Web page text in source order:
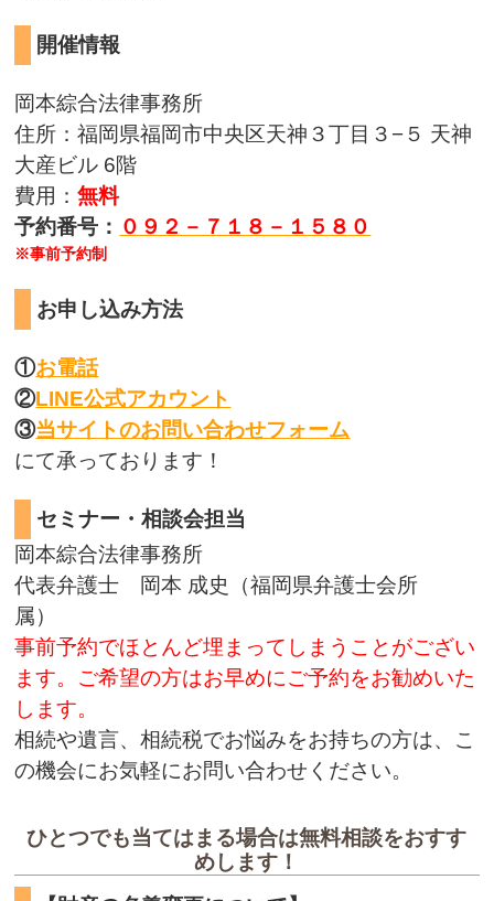
開催情報
岡本綜合法律事務所
住所：福岡県福岡市中央区天神３丁目３−５ 天神
大産ビル 6階
費用：無料
予約番号： ０９２－７１８－１５８０
※事前予約制
お申し込み方法
①お電話
②LINE公式アカウント
③当サイトのお問い合わせフォーム
にて承っております！
セミナー・相談会担当
岡本綜合法律事務所
代表弁護士 岡本 成史（福岡県弁護士会所
属）
事前予約でほとんど埋まってしまうことがござい
ます。ご希望の方はお早めにご予約をお勧めいた
します。
相続や遺言、相続税でお悩みをお持ちの方は、こ
の機会にお気軽にお問い合わせください。
ひとつでも当てはまる場合は無料相談をおすす
めします！